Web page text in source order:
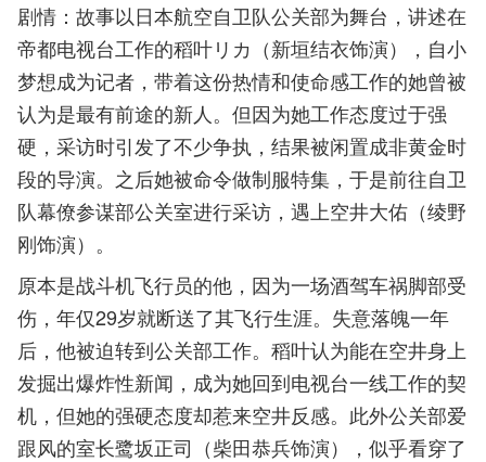
剧情：故事以日本航空自卫队公关部为舞台，讲述在
帝都电视台工作的稻叶リカ（新垣结衣饰演），自小
梦想成为记者，带着这份热情和使命感工作的她曾被
认为是最有前途的新人。但因为她工作态度过于强
硬，采访时引发了不少争执，结果被闲置成非黄金时
段的导演。之后她被命令做制服特集，于是前往自卫
队幕僚参谋部公关室进行采访，遇上空井大佑（绫野
刚饰演）。
原本是战斗机飞行员的他，因为一场酒驾车祸脚部受
伤，年仅29岁就断送了其飞行生涯。失意落魄一年
后，他被迫转到公关部工作。稻叶认为能在空井身上
发掘出爆炸性新闻，成为她回到电视台一线工作的契
机，但她的强硬态度却惹来空井反感。此外公关部爱
跟风的室长鹭坂正司（柴田恭兵饰演），似乎看穿了